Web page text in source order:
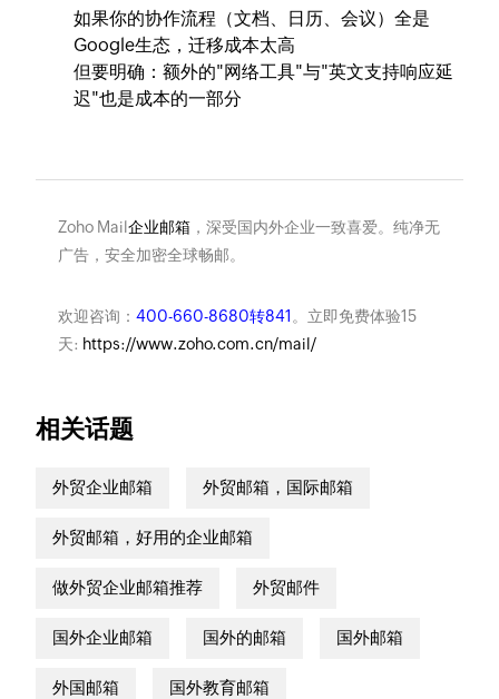
如果你的协作流程（文档、日历、会议）全是
Google生态，迁移成本太高
但要明确：额外的"网络工具"与"英文支持响应延
迟"也是成本的一部分
Zoho Mail企业邮箱，深受国内外企业一致喜爱。纯净无
广告，安全加密全球畅邮。
欢迎咨询： 400-660-8680转841 。立即免费体验15
天: https://www.zoho.com.cn/mail/
相关话题
外贸企业邮箱 外贸邮箱，国际邮箱
外贸邮箱，好用的企业邮箱
做外贸企业邮箱推荐 外贸邮件
国外企业邮箱 国外的邮箱 国外邮箱
外国邮箱 国外教育邮箱